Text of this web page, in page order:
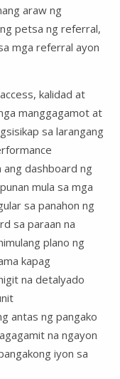
araw ng
petsa ng referral,
mga referral ayon
kalidad at
manggagamot at
sa larangang
dashboard ng
mula sa mga
sa panahon ng
sa paraan na
plano ng
kapag
na detalyado
antas ng pangako
na ngayon
iyon sa